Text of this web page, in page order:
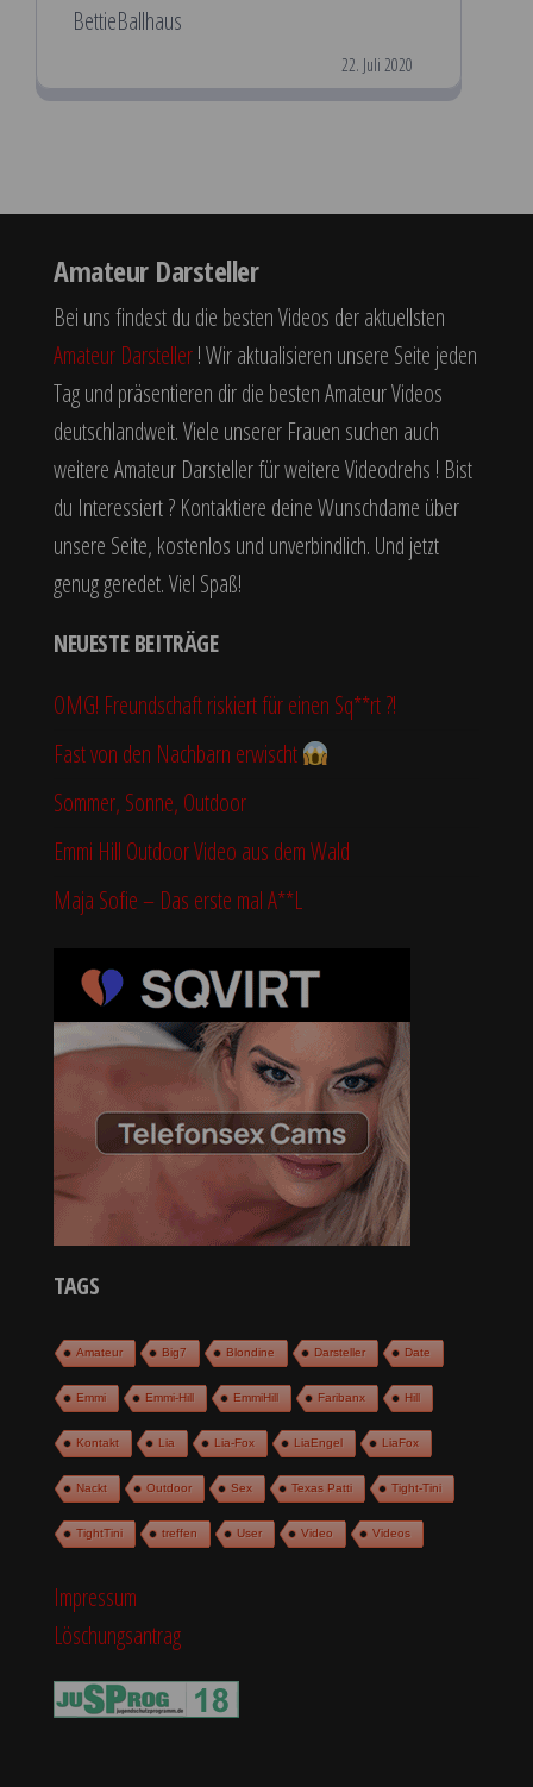
BettieBallhaus
22. Juli 2020
Amateur Darsteller
Bei uns findest du die besten Videos der aktuellsten
Amateur Darsteller! Wir aktualisieren unsere Seite jeden
Tag und präsentieren dir die besten Amateur Videos
deutschlandweit. Viele unserer Frauen suchen auch
weitere Amateur Darsteller für weitere Videodrehs ! Bist
du Interessiert ? Kontaktiere deine Wunschdame über
unsere Seite, kostenlos und unverbindlich. Und jetzt
genug geredet. Viel Spaß!
NEUESTE BEITRÄGE
OMG! Freundschaft riskiert für einen Sq**rt ?!
Fast von den Nachbarn erwischt
Sommer, Sonne, Outdoor
Emmi Hill Outdoor Video aus dem Wald
Maja Sofie – Das erste mal A**L
TAGS
Amateur Big7 Blondine Darsteller Date
Emmi Emmi-Hill EmmiHill Faribanx Hill
Kontakt Lia Lia-Fox LiaEngel LiaFox
Nackt Outdoor Sex Texas Patti Tight-Tini
TightTini treffen User Video Videos
Impressum
Löschungsantrag